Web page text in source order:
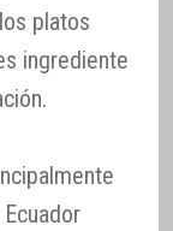
platos
ingrediente